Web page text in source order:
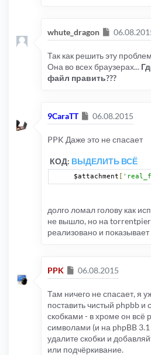
whute_dragon
Так как решить эту
Она во всех браузерах...
файл править???
9CaraTT Сообщение
06.08.2015
PPK Даже это не спасает
КОД: ВЫДЕЛИТЬ ВСЁ
$attachment [
долго ломал голову как
не вышло, но на torrentpier
реализовано и
PPK Сообщение
06.08.2015
Там ничего не спасает, я
поставить чистый phpbb и
скобками - в хроме он всё
символами (и на phpBB
удалите скобки и
или подчёркивание.